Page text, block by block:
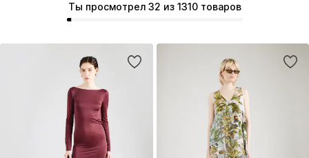
Ты просмотрел 32 из 1310 товаров